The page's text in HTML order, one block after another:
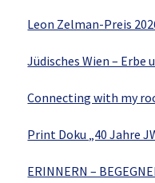
Leon Zelman-Preis
Jüdisches Wien – Erbe
Connecting with my
Print Doku „40 Jahre
ERINNERN –